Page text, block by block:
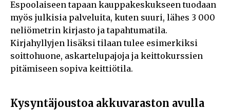
Espoolaiseen tapaan kauppakeskukseen tuodaan
myös julkisia palveluita, kuten suuri, lähes 3 000
neliömetrin kirjasto ja tapahtumatila.
Kirjahyllyjen lisäksi tilaan tulee esimerkiksi
soittohuone, askartelupajoja ja keittokurssien
pitämiseen sopiva keittiötila.
Kysyntäjoustoa akkuvaraston avulla